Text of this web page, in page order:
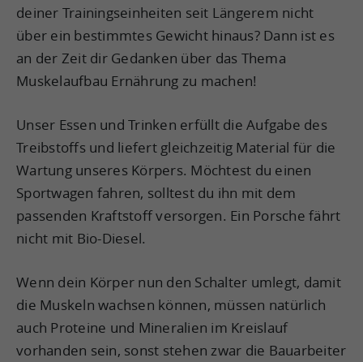
deiner Trainingseinheiten seit Längerem nicht
über ein bestimmtes Gewicht hinaus? Dann ist es
an der Zeit dir Gedanken über das Thema
Muskelaufbau Ernährung zu machen!
Unser Essen und Trinken erfüllt die Aufgabe des
Treibstoffs und liefert gleichzeitig Material für die
Wartung unseres Körpers. Möchtest du einen
Sportwagen fahren, solltest du ihn mit dem
passenden Kraftstoff versorgen. Ein Porsche fährt
nicht mit Bio-Diesel.
Wenn dein Körper nun den Schalter umlegt, damit
die Muskeln wachsen können, müssen natürlich
auch Proteine und Mineralien im Kreislauf
vorhanden sein, sonst stehen zwar die Bauarbeiter